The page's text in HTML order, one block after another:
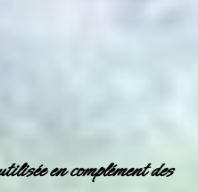
en complément des